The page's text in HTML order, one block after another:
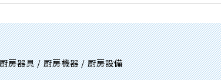
房器具 / 厨房機器 / 厨房設備